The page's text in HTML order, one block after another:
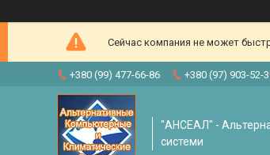
Сейчас компания не может
+380 (99) 477-66-86 +380 (97) 903-52-
"АНСЕАЛ" -
системи